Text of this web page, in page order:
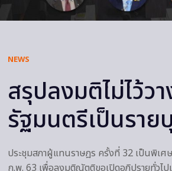
NEWS
สรุปลงมติไม่ไว้วา
รัฐมนตรีเป็นรา
ประชุมสภาผู้แทนราษฎร ครั้งที่ 32 เป็นพิเ